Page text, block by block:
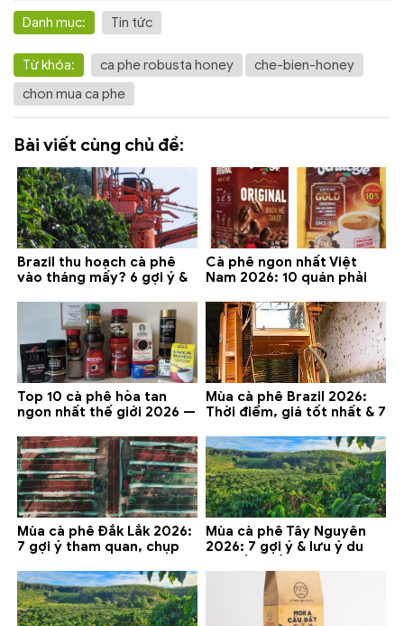
Danh mục: Tin tức
Từ khóa: ca phe robusta honey
che-bien-honey
chon mua ca phe
Bài viết cùng chủ đề:
Brazil thu hoạch cà phê
vào tháng mấy? 6 gợi ý &
Cà phê ngon nhất Việt
Nam 2026: 10 quán phải
Lạt
Top 10 cà phê hòa tan
ngon nhất thế giới 2026 —
Mùa cà phê Brazil 2026:
Thời điểm, giá tốt nhất & 7
Mùa cà phê Đắk Lắk 2026:
7 gợi ý tham quan, chụp
Mùa cà phê Tây Nguyên
2026: 7 gợi ý & lưu ý du